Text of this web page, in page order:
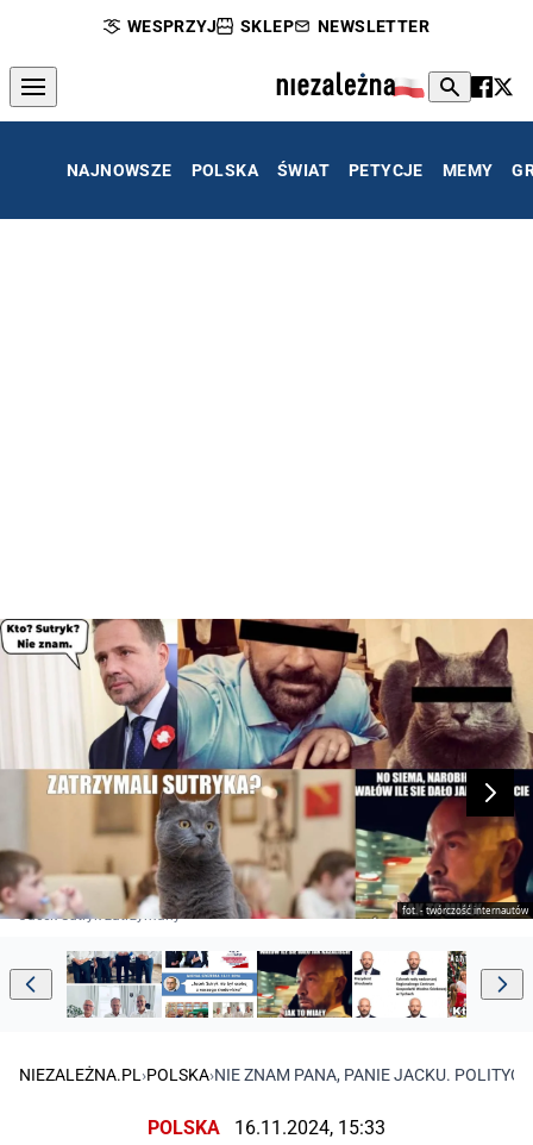
WESPRZYJ SKLEP NEWSLETTER
NAJNOWSZE POLSKA ŚWIAT PETYCJE MEMY
fot. - twórczość internautów
Jacek Sutryk zatrzymany
NIEZALEŻNA.PL ›POLSKA›NIE ZNAM PANA, PANIE JACKU.
POLSKA 16.11.2024, 15:33